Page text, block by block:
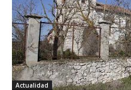
Actualidad